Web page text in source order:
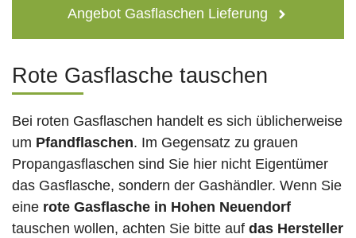
Angebot Gasflaschen Lieferung
Rote Gasflasche tauschen
Bei roten Gasflaschen handelt es sich üblicherweise
um Pfandflaschen. Im Gegensatz zu grauen
Propangasflaschen sind Sie hier nicht Eigentümer
das Gasflasche, sondern der Gashändler. Wenn Sie
eine rote Gasflasche in Hohen Neuendorf
tauschen wollen, achten Sie bitte auf das Hersteller